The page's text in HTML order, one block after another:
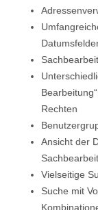
Rechten
Ansicht der
Vielseitige
Suche mit